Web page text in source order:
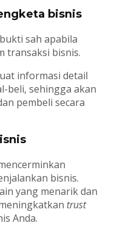
bisnis
sah apabila
transaksi bisnis.
informasi detail
beli, sehingga akan
pembeli secara
bisnis.
yang menarik dan
trust
Anda.